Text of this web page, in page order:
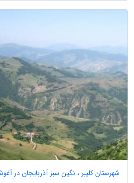
شهرستان کلیبر ، نگین سبز آذربایجان در